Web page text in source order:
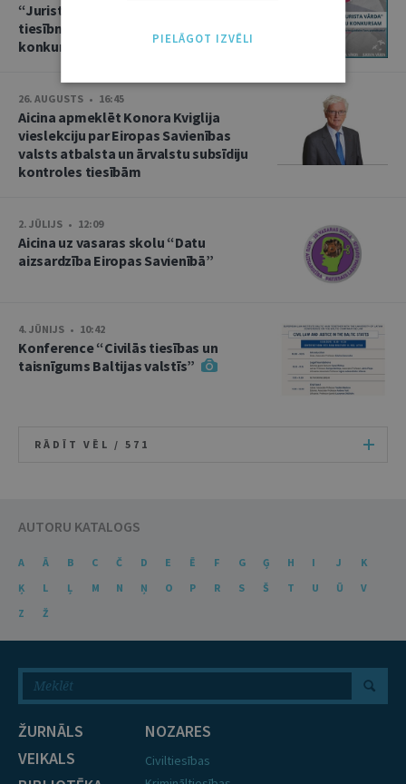
“Jurista Vārds” aicina jaunos
tiesībniekus pieteikties ikgadējam
konkursam!
26. AUGUSTS • 16:45
Aicina apmeklēt Konora Kviglija
vieslekciju par Eiropas Savienības
valsts atbalsta un ārvalstu subsīdiju
kontroles tiesībām
2. JŪLIJS • 12:09
Aicina uz vasaras skolu “Datu
aizsardzība Eiropas Savienībā”
4. JŪNIJS • 10:42
Konference “Civilās tiesības un
taisnīgums Baltijas valstīs”
RĀDĪT VĒL / 571
AUTORU KATALOGS
A Ā B C Č D E Ē F G Ģ H I J
K
Ķ
L Ļ M N Ņ O P R S Š T U Ū
V
Z
Ž
ŽURNĀLS
VEIKALS
NOZARES
Civiltiesības
PIELĀGOT IZVĒLI